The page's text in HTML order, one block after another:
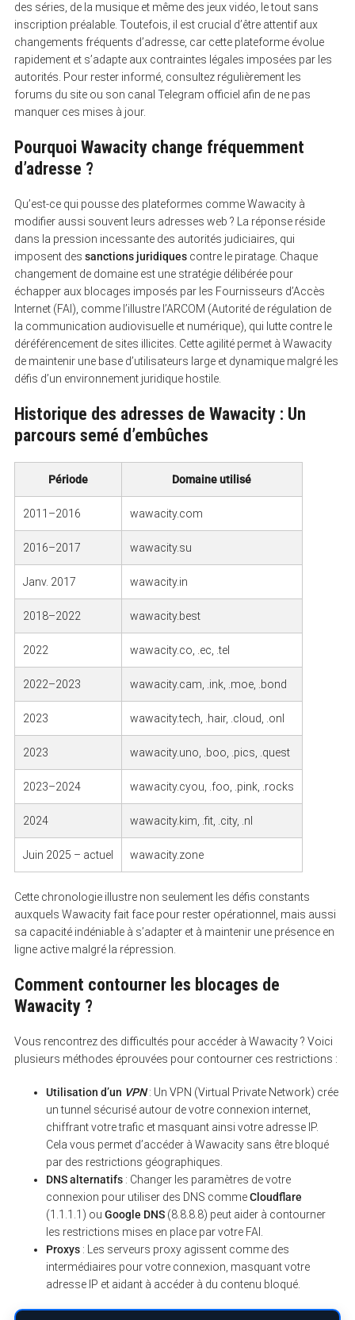
des séries, de la musique et même des jeux vidéo, le tout sans
inscription préalable. Toutefois, il est crucial d’être attentif aux
changements fréquents d’adresse, car cette plateforme évolue
rapidement et s’adapte aux contraintes légales imposées par les
autorités. Pour rester informé, consultez régulièrement les
forums du site ou son canal Telegram officiel afin de ne pas
manquer ces mises à jour.
Pourquoi Wawacity change fréquemment
d’adresse ?
Qu’est-ce qui pousse des plateformes comme Wawacity à
modifier aussi souvent leurs adresses web ? La réponse réside
dans la pression incessante des autorités judiciaires, qui
imposent des sanctions juridiquescontre le piratage. Chaque
changement de domaine est une stratégie délibérée pour
échapper aux blocages imposés par les Fournisseurs d’Accès
Internet (FAI), comme l’illustre l’ARCOM (Autorité de régulation de
la communication audiovisuelle et numérique), qui lutte contre le
déréférencement de sites illicites. Cette agilité permet à Wawacity
de maintenir une base d’utilisateurs large et dynamique malgré les
défis d’un environnement juridique hostile.
Historique des adresses de Wawacity : Un
parcours semé d’embûches
Période Domaine utilisé
2011–2016 wawacity.com
2016–2017 wawacity.su
Janv. 2017 wawacity.in
2018–2022 wawacity.best
2022 wawacity.co, .ec, .tel
2022–2023 wawacity.cam, .ink, .moe, .bond
2023 wawacity.tech, .hair, .cloud, .onl
2023 wawacity.uno, .boo, .pics, .quest
2023–2024 wawacity.cyou, .foo, .pink, .rocks
2024 wawacity.kim, .fit, .city, .nl
Juin 2025 – actuel wawacity.zone
Cette chronologie illustre non seulement les défis constants
auxquels Wawacity fait face pour rester opérationnel, mais aussi
sa capacité indéniable à s’adapter et à maintenir une présence en
ligne active malgré la répression.
Comment contourner les blocages de
Wawacity ?
Vous rencontrez des difficultés pour accéder à Wawacity ? Voici
plusieurs méthodes éprouvées pour contourner ces restrictions :
Utilisation d’un VPN: Un VPN (Virtual Private Network) crée
un tunnel sécurisé autour de votre connexion internet,
chiffrant votre trafic et masquant ainsi votre adresse IP.
Cela vous permet d’accéder à Wawacity sans être bloqué
par des restrictions géographiques.
DNS alternatifs: Changer les paramètres de votre
connexion pour utiliser des DNS commeCloudflare
(1.1.1.1) ou Google DNS(8.8.8.8) peut aider à contourner
les restrictions mises en place par votre FAI.
Proxys: Les serveurs proxy agissent comme des
intermédiaires pour votre connexion, masquant votre
adresse IP et aidant à accéder à du contenu bloqué.